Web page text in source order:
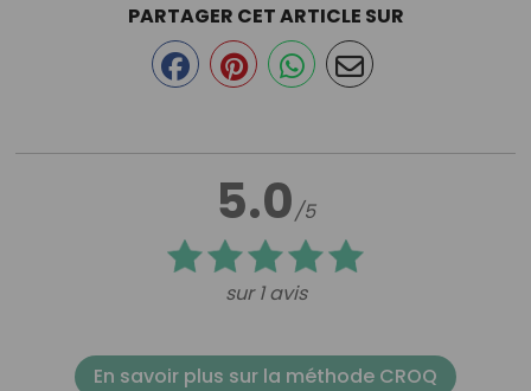
5.0/5
sur 1 avis
PARTAGER CET ARTICLE SUR
En savoir plus sur la méthode CROQ